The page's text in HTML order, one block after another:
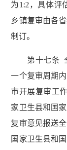
为1:2，具体评
乡镇复审由各
制订。
第十七条 全
一个复审周期
市开展复审工
家卫生县和国
复审意见报送
国家卫生县和